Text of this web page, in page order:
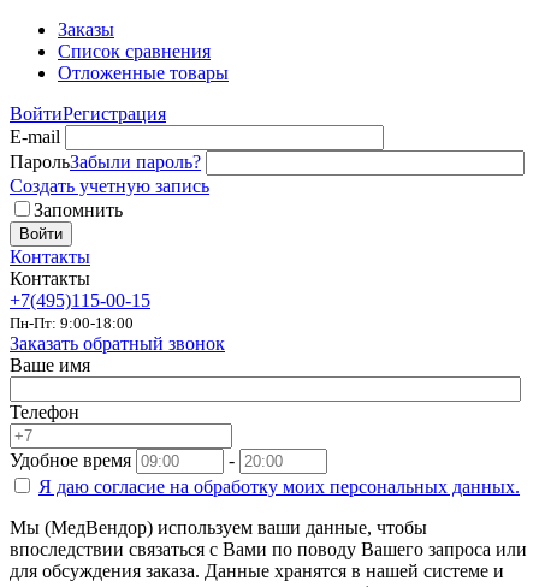
Заказы
Список сравнения
Отложенные товары
ВойтиРегистрация
E-mail
ПарольЗабыли пароль?
Создать учетную запись
Запомнить
Войти
Контакты
Контакты
+7(495)115-00-15
Пн-Пт: 9:00-18:00
Заказать обратный звонок
Ваше имя
Телефон
Удобное время
-
Я даю согласие на обработку моих персональных данных.
Мы (МедВендор) используем ваши данные, чтобы
впоследствии связаться с Вами по поводу Вашего запроса или
для обсуждения заказа. Данные хранятся в нашей системе и